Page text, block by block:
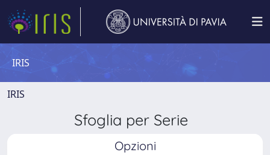
IRIS
IRIS
Sfoglia per Serie
Opzioni